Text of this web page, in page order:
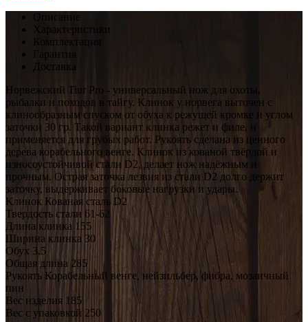
Описание
Характеристики
Комплектация
Гарантия
Доставка
Норвежский Tiur Pro - универсальный нож для охоты,
рыбалки и походов в тайгу. Клинок у норвега выточен с
клинообразным спуском от обуха к режущей кромке и углом
заточки 30 гр. Такой вариант клинка режет и филе, и
применяется для грубых работ. Рукоять сделана из ценного
дерева корабельного венге. Клинок из кованой твёрдой и
износоустойчивой стали D2, делает нож надёжным и
прочным. Острая заточка лезвия из стали D2 долго держит
заточку, выдерживает боковые нагрузки и удары.
Клинок Кованая сталь D2
Твердость стали 61-62
Длина клинка 155
Ширина клинка 30
Обух 3,5
Общая длина 285
Рукоять Корабельный венге, нейзильбер, фибра, мозаичный
пин
Вес изделия 185
Вес с упаковкой 250